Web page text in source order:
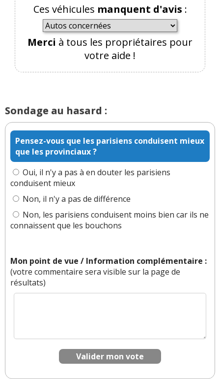
22 22:09:34) : Bah alors, moi qui lisait ici même il y
a un an que chez tesla tout était upgradable a
volonté, que c'était l'avenir etc Le discours aurait
il changé ? Musk est finalement un businessman
comme les autres.
Flute alors 😁
(Votre post sera visible sous le commentaire)
Par Roby55 TOP CONTRIBUTEUR (Date : 2026-
02-21 08:52:35)
Bah.. Dans deux ans vous acheterez une 3eme
tesla que vous exiberez fierement dans votre cour
de petit pavillon de banlieue middle class , oubliant
que l'électrique c'est "durable" soit disant
Il y a
Admin
ADMINISTRATEUR DU SITE
(2026-03-04 10:01:56) : Pas de banlieue dans ma
Ces véhicules manquent d'avis :
Merci à tous les propriétaires pour
votre aide !
Sondage au hasard :
Pensez-vous que les parisiens conduisent mieux
que les provinciaux ?
Oui, il n'y a pas à en douter les parisiens
conduisent mieux
Non, il n'y a pas de différence
Non, les parisiens conduisent moins bien car ils ne
connaissent que les bouchons
Mon point de vue / Information complémentaire :
(votre commentaire sera visible sur la page de
résultats)
Valider mon vote